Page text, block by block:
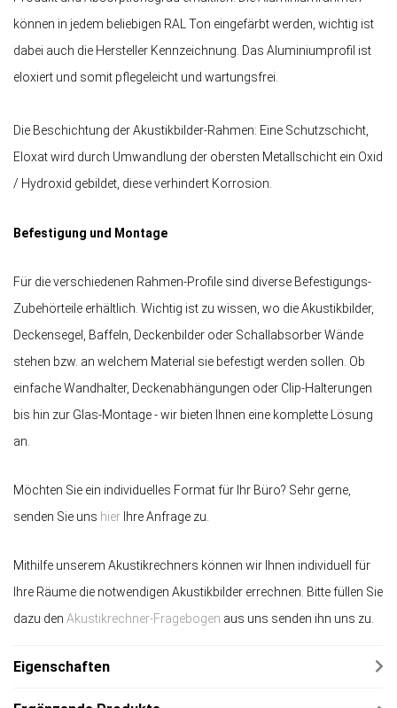
können in jedem beliebigen RAL Ton eingefärbt werden, wichtig ist
dabei auch die Hersteller Kennzeichnung. Das Aluminiumprofil ist
eloxiert und somit pflegeleicht und wartungsfrei.
Die Beschichtung der Akustikbilder-Rahmen: Eine Schutzschicht,
Eloxat wird durch Umwandlung der obersten Metallschicht ein Oxid
/ Hydroxid gebildet, diese verhindert Korrosion.
Befestigung und Montage
Für die verschiedenen Rahmen-Profile sind diverse Befestigungs-
Zubehörteile erhältlich. Wichtig ist zu wissen, wo die Akustikbilder,
Deckensegel, Baffeln, Deckenbilder oder Schallabsorber Wände
stehen bzw. an welchem Material sie befestigt werden sollen. Ob
einfache Wandhalter, Deckenabhängungen oder Clip-Halterungen
bis hin zur Glas-Montage - wir bieten Ihnen eine komplette Lösung
an.
Möchten Sie ein individuelles Format für Ihr Büro? Sehr gerne,
senden Sie uns hier Ihre Anfrage zu.
Mithilfe unserem Akustikrechners können wir Ihnen individuell für
Ihre Räume die notwendigen Akustikbilder errechnen. Bitte füllen Sie
dazu den Akustikrechner-Fragebogen aus uns senden ihn uns zu.
Eigenschaften